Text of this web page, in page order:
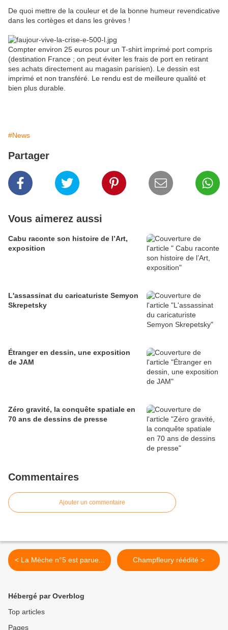
De quoi mettre de la couleur et de la bonne humeur revendicative
dans les cortèges et dans les grèves !
Compter environ 25 euros pour un T-shirt imprimé port compris
(destination France ; on peut éviter les frais de port en retirant
ses achats directement au magasin parisien). Le dessin est
imprimé et non transféré. Le rendu est de meilleure qualité et
bien plus durable.
#News
Partager
Vous aimerez aussi
Cabu raconte son histoire de l’Art,
exposition
L'assassinat du caricaturiste Semyon
Skrepetsky
Étranger en dessin, une exposition
de JAM
Zéro gravité, la conquête spatiale en
70 ans de dessins de presse
Commentaires
Ajouter un commentaire
< La Mèche n°5 est parue... Champfleury réédité >
Hébergé par Overblog
Top articles
Pages